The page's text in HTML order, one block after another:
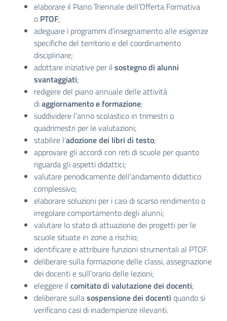
elaborare il Piano Triennale dell’Offerta Formativa
o PTOF;
adeguare i programmi d’insegnamento alle esigenze
specifiche del territorio e del coordinamento
disciplinare;
adottare iniziative per il sostegno di alunni
svantaggiati;
redigere del piano annuale delle attività
diaggiornamento e formazione;
suddividere l’anno scolastico in trimestri o
quadrimestri per le valutazioni;
stabilire l’adozione dei libri di testo;
approvare gli accordi con reti di scuole per quanto
riguarda gli aspetti didattici;
valutare periodicamente dell’andamento didattico
complessivo;
elaborare soluzioni per i casi di scarso rendimento o
irregolare comportamento degli alunni;
valutare lo stato di attuazione dei progetti per le
scuole situate in zone a rischio;
identificare e attribuire funzioni strumentali al PTOF.
deliberare sulla formazione delle classi, assegnazione
dei docenti e sull’orario delle lezioni;
eleggere il comitato di valutazione dei docenti;
deliberare sullasospensione dei docenti quando si
verificano casi di inadempienze rilevanti.